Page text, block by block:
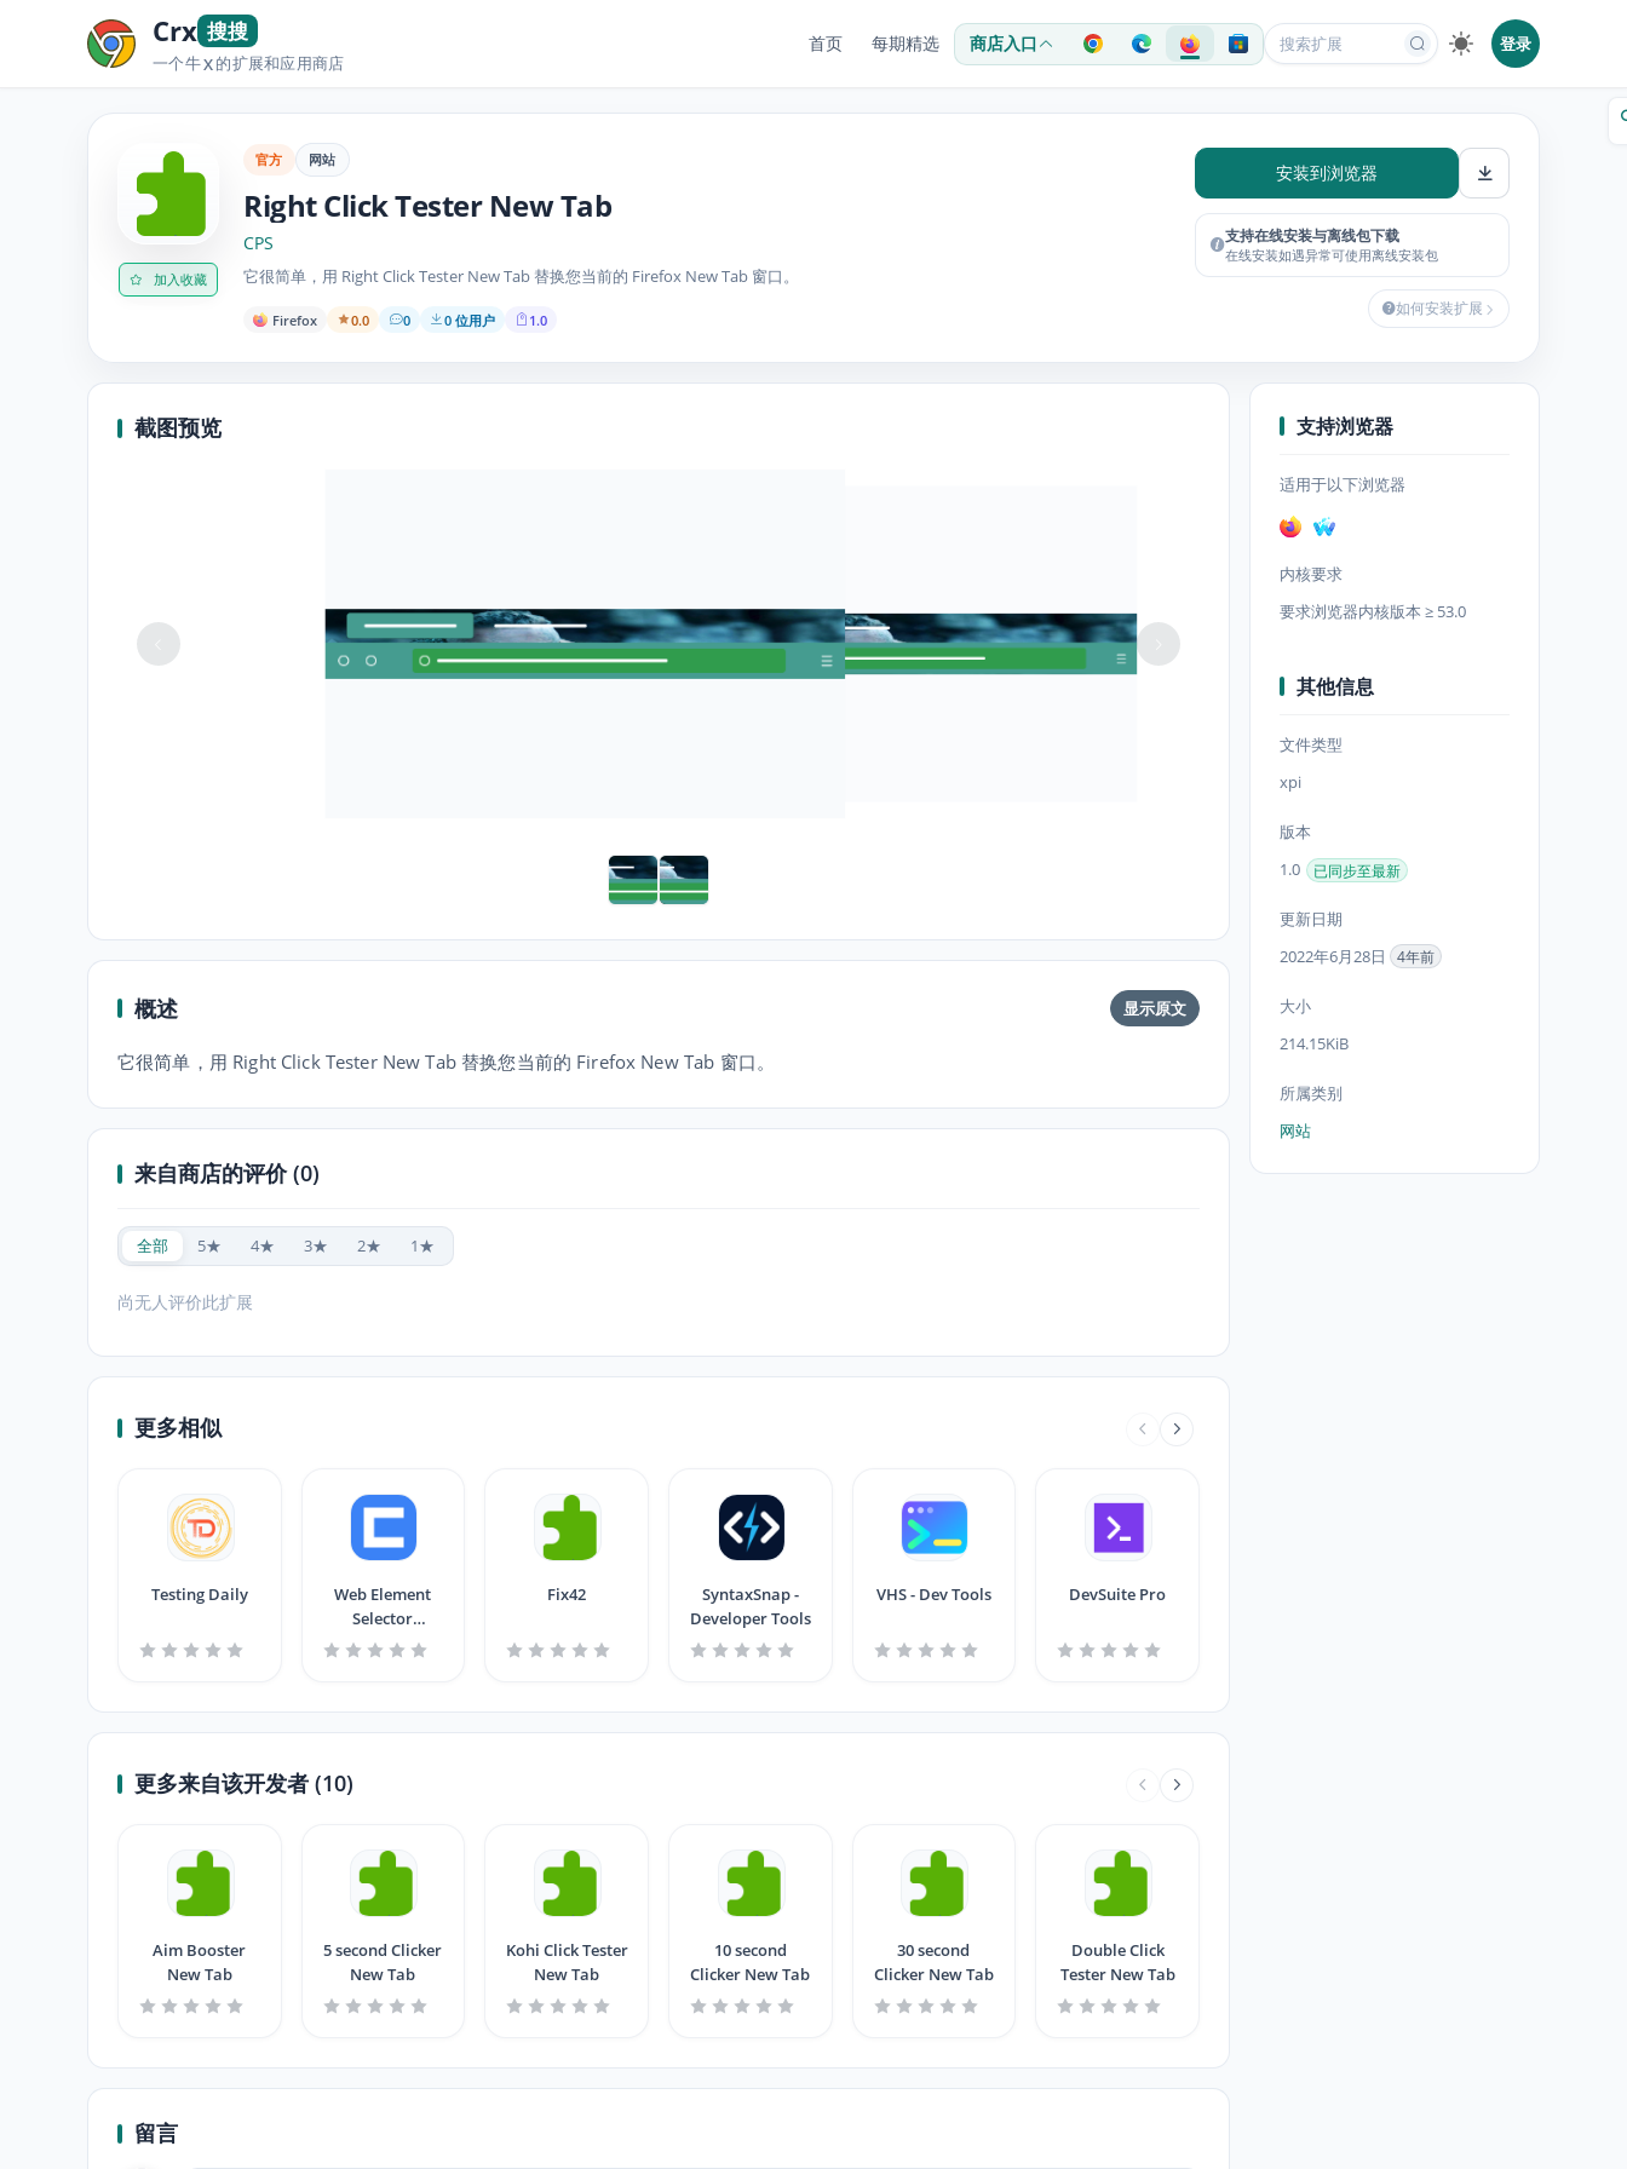
Crx 搜搜
一个牛X的扩展和应用商店
首页 每期精选 商店入口 登录
加入收藏
官方 网站
Right Click Tester New Tab
CPS
它很简单，用 Right Click Tester New Tab 替换您当前的 Firefox New Tab 窗口。
Firefox 0.0 0 0 位用户 1.0
安装到浏览器
支持在线安装与离线包下载
在线安装如遇异常可使用离线安装包
如何安装扩展
截图预览
概述 显示原文
它很简单，用 Right Click Tester New Tab 替换您当前的 Firefox New Tab 窗口。
来自商店的评价 (0)
全部 5★ 4★ 3★ 2★ 1★
尚无人评价此扩展
更多相似
Testing Daily
Web Element
Selector
Generator
Fix42
SyntaxSnap -
Developer Tools
VHS - Dev Tools DevSuite Pro
更多来自该开发者 (10)
Aim Booster
New Tab
5 second Clicker
New Tab
Kohi Click Tester
New Tab
10 second
Clicker New Tab
30 second
Clicker New Tab
Double Click
Tester New Tab
留言
支持浏览器
适用于以下浏览器
内核要求
要求浏览器内核版本 ≥ 53.0
其他信息
文件类型
xpi
版本
1.0
已同步至最新
更新日期
2022年6月28日
4年前
大小
214.15KiB
所属类别
网站